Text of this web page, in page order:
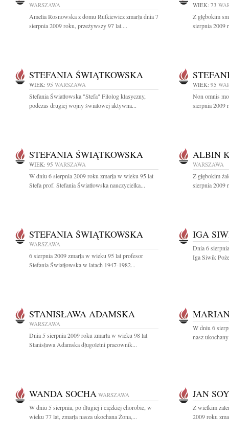
WARSZAWA
Amelia Rosnowska z domu Rutkiewicz zmarła dnia 7
sierpnia 2009 roku, przeżywszy 97 lat....
WIEK: 73
Z głębokim
sierpnia 2009
STEFANIA ŚWIĄTKOWSKA
WIEK: 95 WARSZAWA
Stefania Światłowska "Stefa" Filolog klasyczny,
podczas drugiej wojny światowej aktywna...
WIEK: 95
Non omnis
sierpnia 2009
STEFANIA ŚWIĄTKOWSKA
WIEK: 95 WARSZAWA
W dniu 6 sierpnia 2009 roku zmarła w wieku 95 lat
Stefa prof. Stefania Światłowska nauczycielka...
ALBIN
WARSZAWA
Z głębokim
sierpnia 2009
STEFANIA ŚWIĄTKOWSKA
WARSZAWA
6 sierpnia 2009 zmarła w wieku 95 lat profesor
Stefania Światłowska w latach 1947-1982...
IGA
Dnia 6
Iga Siwik
STANISŁAWA ADAMSKA
WARSZAWA
Dnia 5 sierpnia 2009 roku zmarła w wieku 98 lat
Stanisława Adamska długoletni pracownik...
W dniu 6
nasz
WANDA SOCHA WARSZAWA
W dniu 5 sierpnia, po długiej i ciężkiej chorobie, w
wieku 77 lat, zmarła nasza ukochana Żona,...
JAN
Z wielkim
2009 roku